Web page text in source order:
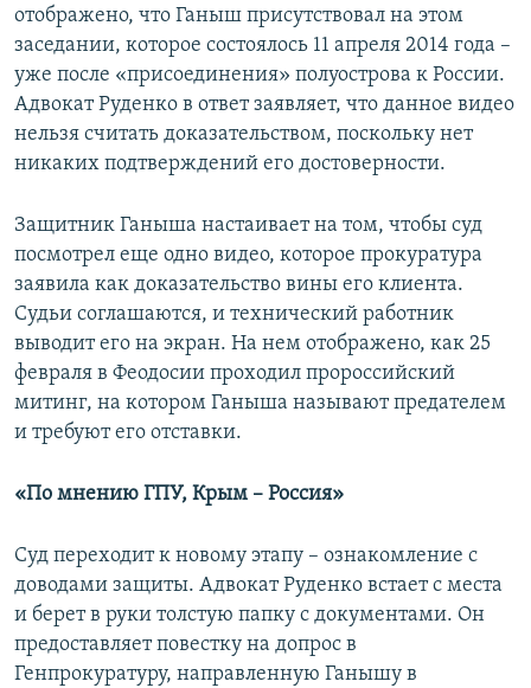
отображено, что Ганыш присутствовал на этом
заседании, которое состоялось 11 апреля 2014 года –
уже после «присоединения» полуострова к России.
Адвокат Руденко в ответ заявляет, что данное видео
нельзя считать доказательством, поскольку нет
никаких подтверждений его достоверности.
Защитник Ганыша настаивает на том, чтобы суд
посмотрел еще одно видео, которое прокуратура
заявила как доказательство вины его клиента.
Судьи соглашаются, и технический работник
выводит его на экран. На нем отображено, как 25
февраля в Феодосии проходил пророссийский
митинг, на котором Ганыша называют предателем
и требуют его отставки.
«По мнению ГПУ, Крым – Россия»
Суд переходит к новому этапу – ознакомление с
доводами защиты. Адвокат Руденко встает с места
и берет в руки толстую папку с документами. Он
предоставляет повестку на допрос в
Генпрокуратуру, направленную Ганышу в